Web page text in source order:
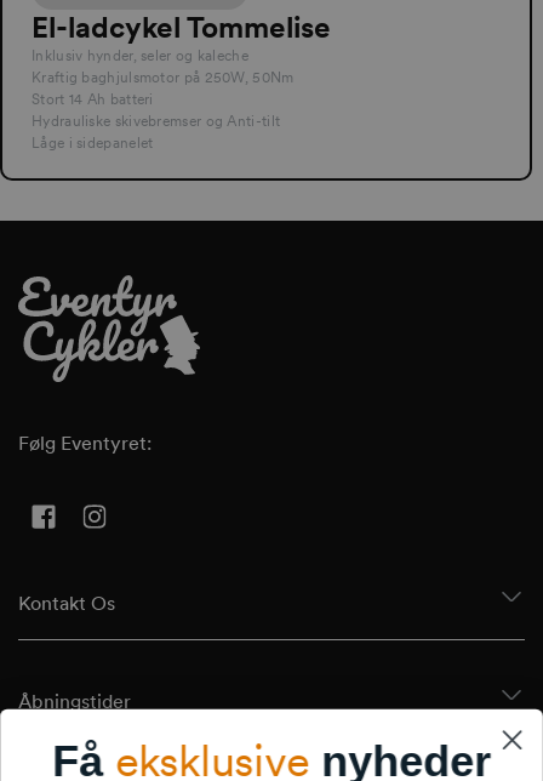
El-ladcykel Tommelise
Inklusiv hynder, seler og kaleche
Kraftig baghjulsmotor på 250W, 50Nm
Stort 14 Ah batteri
Hydrauliske skivebremser og Anti-tilt
Låge i sidepanelet
Følg Eventyret:
FacebookInstagram
Kontakt Os
Åbningstider
Få eksklusive nyheder